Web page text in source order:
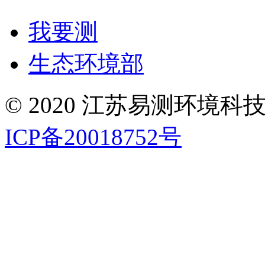
我要测
生态环境部
© 2020 江苏易测环境科
ICP备20018752号